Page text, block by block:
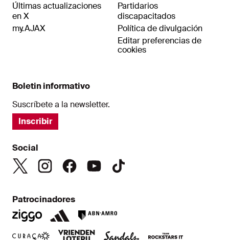
Últimas actualizaciones
en X
my.AJAX
Partidarios
discapacitados
Política de divulgación
Editar preferencias de
cookies
Boletin informativo
Suscríbete a la newsletter.
Inscribir
Social
Patrocinadores